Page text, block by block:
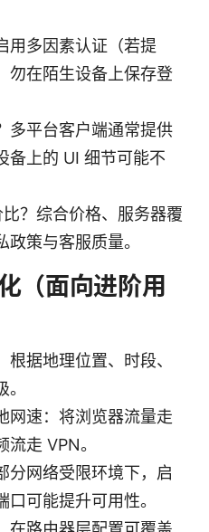
用多因素认证（若提
勿在陌生设备上保存登
多平台客户端通常提供
备上的 UI 细节可能不
？综合价格、服务器覆
策与客服质量。
（面向进阶用
据地理位置、时段、
网速：将浏览器流量走
走 VPN。
分网络受限环境下，启
可能提升可用性。